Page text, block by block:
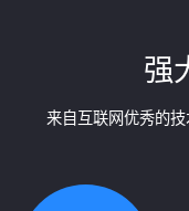
强
来自互联网优秀的